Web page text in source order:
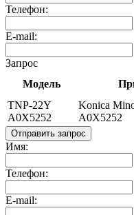
Телефон:
E-mail:
Запрос
Модель
TNP-22Y
A0X5252
Konica
A0X5252
Отправить запрос
Имя:
Телефон:
E-mail: